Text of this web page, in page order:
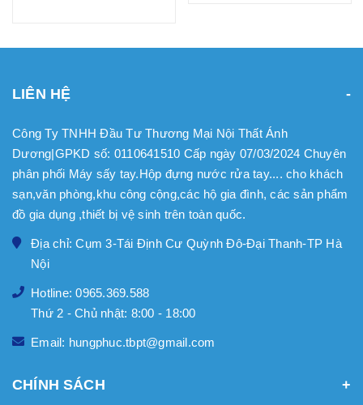
LIÊN HỆ
Công Ty TNHH Đầu Tư Thương Mại Nội Thất Ánh
Dương|GPKD số: 0110641510 Cấp ngày 07/03/2024 Chuyên
phân phối Máy sấy tay.Hộp đựng nước rửa tay.... cho khách
sạn,văn phòng,khu công cộng,các hộ gia đình, các sản phẩm
đồ gia dụng ,thiết bị vệ sinh trên toàn quốc.
Địa chỉ: Cụm 3-Tái Định Cư Quỳnh Đô-Đại Thanh-TP Hà
Nội
Hotline: 0965.369.588
Thứ 2 - Chủ nhật: 8:00 - 18:00
Email: hungphuc.tbpt@gmail.com
CHÍNH SÁCH